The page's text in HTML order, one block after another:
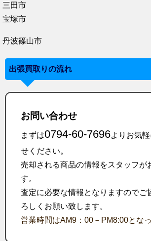
三田市
宝塚市
丹波篠山市
出張買取りの流れ
お問い合わせ
まずは0794-60-7696よりお気
せください。
売却される商品の情報をスタッフが
す。
査定に必要な情報となりますのでご
ろしくお願い致します。
営業時間はAM9：00－PM8:00となっ